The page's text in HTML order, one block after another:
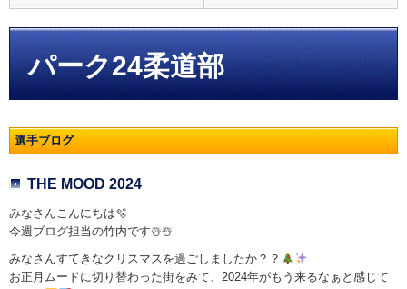
パーク24柔道部
選手ブログ
THE MOOD 2024
みなさんこんにちは🫧
今週ブログ担当の竹内です☃️☃️
みなさんすてきなクリスマスを過ごしましたか？？
お正月ムードに切り替わった街をみて、2024年がもう来るなぁと感じて